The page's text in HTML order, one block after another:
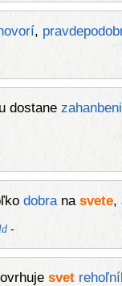
,
dostane
dobrana svete,
-
svet